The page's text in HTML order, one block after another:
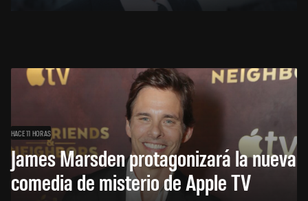
HACE 11 HORAS
James Marsden protagonizará la nueva
comedia de misterio de Apple TV